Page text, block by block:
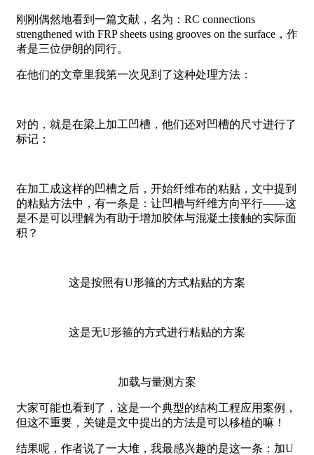
刚刚偶然地看到一篇文献，名为：RC connections
strengthened with FRP sheets using grooves on the surface，作
者是三位伊朗的同行。
在他们的文章里我第一次见到了这种处理方法：
对的，就是在梁上加工凹槽，他们还对凹槽的尺寸进行了
标记：
在加工成这样的凹槽之后，开始纤维布的粘贴，文中提到
的粘贴方法中，有一条是：让凹槽与纤维方向平行——这
是不是可以理解为有助于增加胶体与混凝土接触的实际面
积？
这是按照有U形箍的方式粘贴的方案
这是无U形箍的方式进行粘贴的方案
加载与量测方案
大家可能也看到了，这是一个典型的结构工程应用案例，
但这不重要，关键是文中提出的方法是可以移植的嘛！
结果呢，作者说了一大堆，我最感兴趣的是这一条：加U